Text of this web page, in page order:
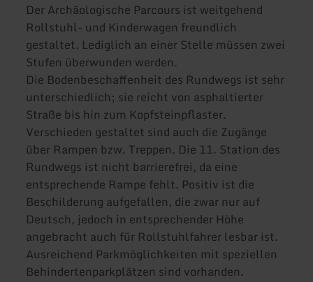
Der Archäologische Parcours ist weitgehend
Rollstuhl- und Kinderwagen freundlich
gestaltet. Lediglich an einer Stelle müssen zwei
Stufen überwunden werden.
Die Bodenbeschaffenheit des Rundwegs ist sehr
unterschiedlich; sie reicht von asphaltierter
Straße bis hin zum Kopfsteinpflaster.
Verschieden gestaltet sind auch die Zugänge
über Rampen bzw. Treppen. Die 11. Station des
Rundwegs ist nicht barrierefrei, da eine
entsprechende Rampe fehlt. Positiv ist die
Beschilderung aufgefallen, die zwar nur auf
Deutsch, jedoch in entsprechender Höhe
angebracht auch für Rollstuhlfahrer lesbar ist.
Ausreichend Parkmöglichkeiten mit speziellen
Behindertenparkplätzen sind vorhanden.